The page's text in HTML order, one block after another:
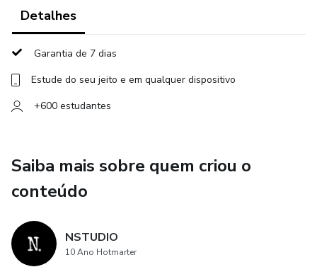
capaz de...
𑇐 Ser visto como único pelo mercado e valer mais que a
𑇐 Ter pessoas interessadas no que você faz te procurando
todos os dias.
𑇐 Ver essas pessoas tomarem a iniciativa e pedirem pelos
seus serviços ou produtos.
Detalhes
Garantia de 7 dias
Estude do seu jeito e em qualquer dispositivo
+600 estudantes
Saiba mais sobre quem criou o
conteúdo
NSTUDIO
10 Ano Hotmarter